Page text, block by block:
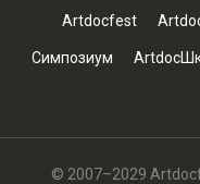
Artdocfest
Симпозиум
© 2007–2029